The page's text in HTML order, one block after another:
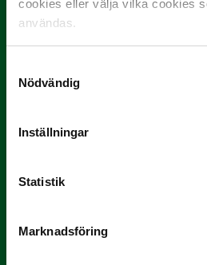
cookies eller välja vilka cookies
användas.
Nödvändig
Inställningar
Statistik
Marknadsföring
Slog till i…